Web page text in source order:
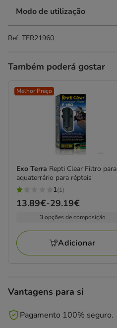
Modo de utilização
Ref. TER21960
Também poderá gostar
Melhor Preço
Exo Terra Repti Clear Filtro para
aquaterrário para répteis
1
estrelas
1
avaliações
1(1)
Preço
a
29.19€
13.89€-29.19€
3 opções de composição
Adicionar
Vantagens para si
Pagamento 100% seguro.